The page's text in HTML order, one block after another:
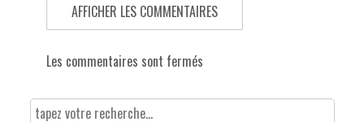
AFFICHER LES COMMENTAIRES
Les commentaires sont fermés